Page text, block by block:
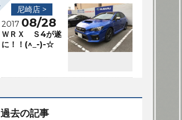
尼崎店 >
2017 08/28
ＷＲＸ Ｓ4が遂
に！！(^_-)-☆
過去の記事